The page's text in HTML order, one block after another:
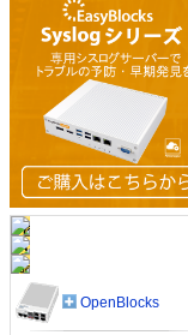
OpenBlocks